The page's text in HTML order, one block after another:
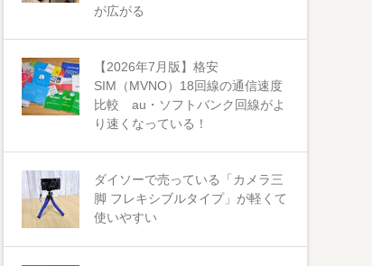
が広がる
【2026年7月版】格安
SIM（MVNO）18回線の通信速度
比較 au・ソフトバンク回線がよ
り速くなっている！
ダイソーで売っている「カメラ三
脚 フレキシブルタイプ」が軽くて
使いやすい